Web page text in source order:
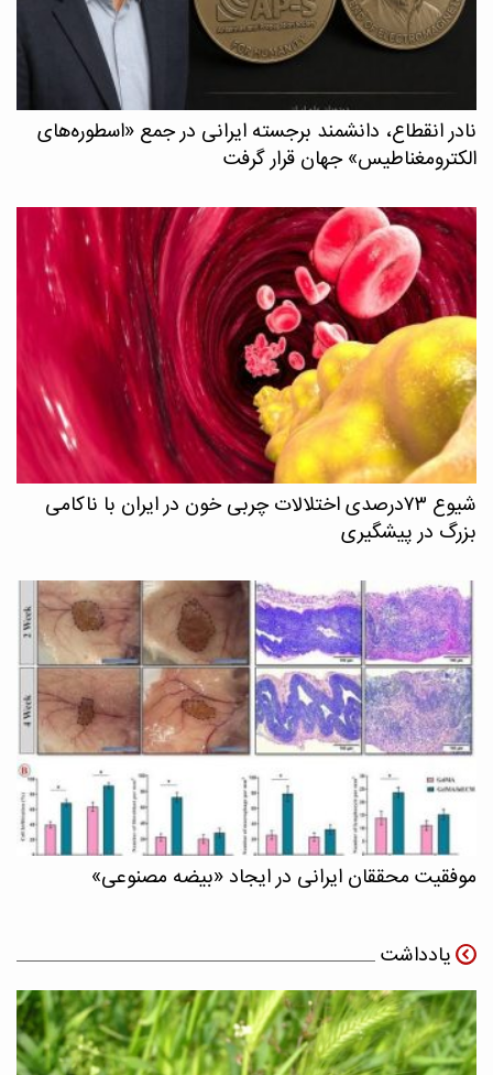
نادر انقطاع، دانشمند برجسته ایرانی در جمع «اسطوره‌های
الکترومغناطیس» جهان قرار گرفت
شیوع ۷۳درصدی اختلالات چربی خون در ایران با ناکامی
بزرگ در پیشگیری
موفقیت محققان ایرانی در ایجاد «بیضه مصنوعی»
یادداشت